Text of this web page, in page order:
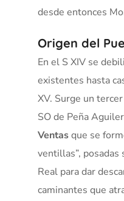
desde entonces
Origen del
En el S XIV se
existentes hasta
XV. Surge un
SO de Peña
Ventasque se
ventillas”, posadas
Real para dar
caminantes que